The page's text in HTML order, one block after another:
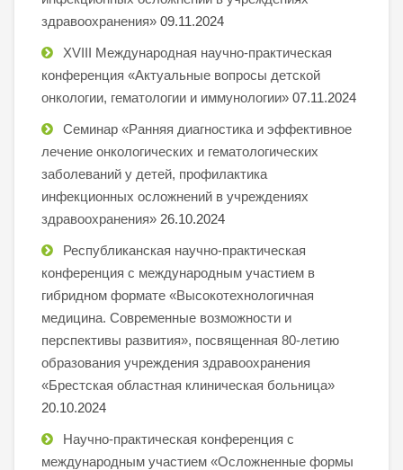
здравоохранения» 09.11.2024
XVIII Международная научно-практическая
конференция «Актуальные вопросы детской
онкологии, гематологии и иммунологии» 07.11.2024
Семинар «Ранняя диагностика и эффективное
лечение онкологических и гематологических
заболеваний у детей, профилактика
инфекционных осложнений в учреждениях
здравоохранения» 26.10.2024
Республиканская научно-практическая
конференция с международным участием в
гибридном формате «Высокотехнологичная
медицина. Современные возможности и
перспективы развития», посвященная 80-летию
образования учреждения здравоохранения
«Брестская областная клиническая больница»
20.10.2024
Научно-практическая конференция с
международным участием «Осложненные формы